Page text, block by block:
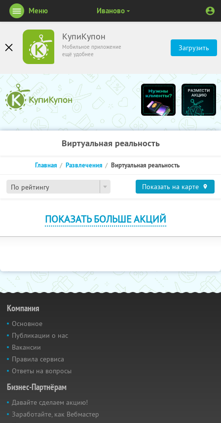
КупиКупон
Мобильное приложение
ещё удобнее
Загрузить
Меню Иваново
Виртуальная реальность
По рейтингу
Главная Развлечения Виртуальная реальность
Показать на карте
ПОКАЗАТЬ БОЛЬШЕ АКЦИЙ
Компания
Основное
Публикации о нас
Вакансии
Правила сервиса
Ответы на вопросы
Бизнес-Партнёрам
Давайте сделаем акцию!
Заработайте, как Вебмастер